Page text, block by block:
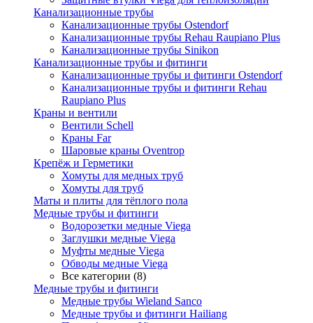
Канализационные трубы
Канализационные трубы Ostendorf
Канализационные трубы Rehau Raupiano Plus
Канализационные трубы Sinikon
Канализационные трубы и фитинги
Канализационные трубы и фитинги Ostendorf
Канализационные трубы и фитинги Rehau
Raupiano Plus
Краны и вентили
Вентили Schell
Краны Far
Шаровые краны Oventrop
Крепёж и Герметики
Хомуты для медных труб
Хомуты для труб
Маты и плиты для тёплого пола
Медные трубы и фитинги
Водорозетки медные Viega
Заглушки медные Viega
Муфты медные Viega
Обводы медные Viega
Все категории (8)
Медные трубы и фитинги
Медные трубы Wieland Sanco
Медные трубы и фитинги Hailiang